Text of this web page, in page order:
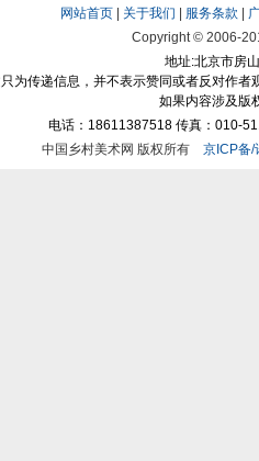
网站首页| 关于我们 服务条款
Copyright © 2006-
地址:北京市房
为传递信息，并不表示赞同或者反对作
如果内容涉及版
电话：18611387518 传真：010-
中国乡村美术网 版权所有 京ICP备/